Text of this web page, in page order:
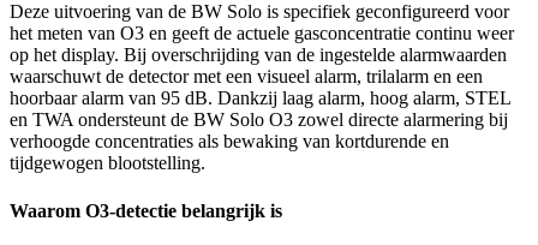
Deze uitvoering van de BW Solo is specifiek geconfigureerd voor
het meten van O3 en geeft de actuele gasconcentratie continu weer
op het display. Bij overschrijding van de ingestelde alarmwaarden
waarschuwt de detector met een visueel alarm, trilalarm en een
hoorbaar alarm van 95 dB. Dankzij laag alarm, hoog alarm, STEL
en TWA ondersteunt de BW Solo O3 zowel directe alarmering bij
verhoogde concentraties als bewaking van kortdurende en
tijdgewogen blootstelling.
Waarom O3-detectie belangrijk is